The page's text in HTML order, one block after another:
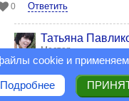
0 Ответить
Татьяна
Мастер
28 января 2011 в 11:34
Да ну что вы, девочки,
cookie и применяем
Подробнее